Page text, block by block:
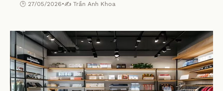
🕒 27/05/2026•✍️ Trần Anh Khoa